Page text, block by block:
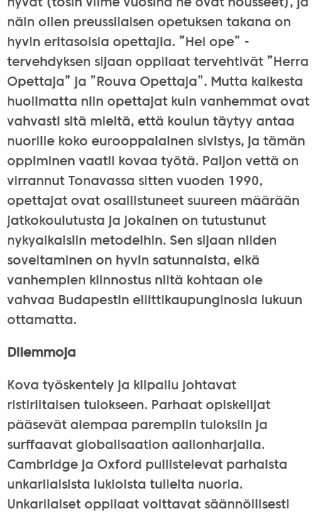
hyvät (tosin viime vuosina ne ovat nousseet), ja
näin ollen preussilaisen opetuksen takana on
hyvin eritasoisia opettajia. ”Hei ope” -
tervehdyksen sijaan oppilaat tervehtivät ”Herra
Opettaja” ja ”Rouva Opettaja”. Mutta kaikesta
huolimatta niin opettajat kuin vanhemmat ovat
vahvasti sitä mieltä, että koulun täytyy antaa
nuorille koko eurooppalainen sivistys, ja tämän
oppiminen vaatii kovaa työtä. Paljon vettä on
virrannut Tonavassa sitten vuoden 1990,
opettajat ovat osallistuneet suureen määrään
jatkokoulutusta ja jokainen on tutustunut
nykyaikaisiin metodeihin. Sen sijaan niiden
soveltaminen on hyvin satunnaista, eikä
vanhempien kiinnostus niitä kohtaan ole
vahvaa Budapestin eliittikaupunginosia lukuun
ottamatta.
Dilemmoja
Kova työskentely ja kilpailu johtavat
ristiriitaisen tulokseen. Parhaat opiskelijat
pääsevät aiempaa parempiin tuloksiin ja
surffaavat globalisaation aallonharjalla.
Cambridge ja Oxford pullistelevat parhaista
unkarilaisista lukioista tulleita nuoria.
Unkarilaiset oppilaat voittavat säännöllisesti